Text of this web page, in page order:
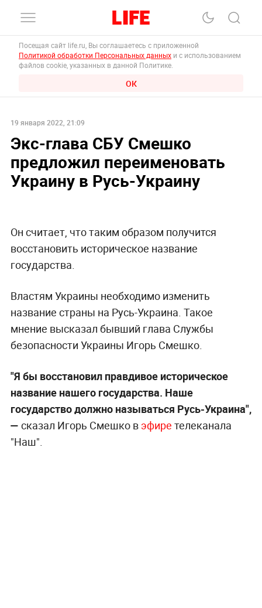
Посещая сайт life.ru, Вы соглашаетесь с приложенной
Политикой обработки Персональных данных и с использованием
файлов cookie, указанных в данной Политике.
ОК
19 января 2022, 21:09
Экс-глава СБУ Смешко
предложил переименовать
Украину в Русь-Украину
Он считает, что таким образом получится
восстановить историческое название
государства.
Властям Украины необходимо изменить
название страны на Русь-Украина. Такое
мнение высказал бывший глава Службы
безопасности Украины Игорь Смешко.
"Я бы восстановил правдивое историческое
название нашего государства. Наше
государство должно называться Русь-Украина",
— сказал Игорь Смешко в эфире телеканала
"Наш".